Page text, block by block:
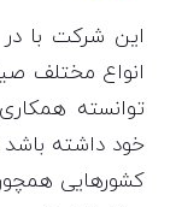
این شرکت با در
انواع مختلف
توانسته
خود داشته باشد
کشورهایی همچون